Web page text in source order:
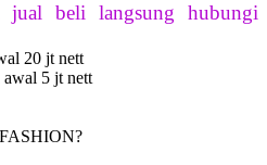
beli langsung hubungi
20 jt nett
5 jt nett